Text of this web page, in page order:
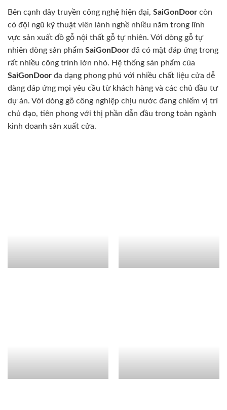
Bên cạnh dây truyền công nghệ hiện đại, SaiGonDoor còn
có đội ngũ kỹ thuật viên lành nghề nhiều năm trong lĩnh
vực sản xuất đồ gỗ nội thất gỗ tự nhiên. Với dòng gỗ tự
nhiên dòng sản phẩm SaiGonDoor đã có mặt đáp ứng trong
rất nhiều công trình lớn nhỏ. Hệ thống sản phẩm của
SaiGonDoor đa dạng phong phú với nhiều chất liệu cửa dễ
dàng đáp ứng mọi yêu cầu từ khách hàng và các chủ đầu tư
dự án. Với dòng gỗ công nghiệp chịu nước đang chiếm vị trí
chủ đạo, tiên phong với thị phần dẫn đầu trong toàn ngành
kinh doanh sản xuất cửa.